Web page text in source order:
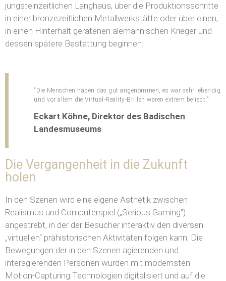
jungsteinzeitlichen Langhaus, über die Produktionsschritte
in einer bronzezeitlichen Metallwerkstätte oder über einen,
in einen Hinterhalt geratenen alemannischen Krieger und
dessen spätere Bestattung beginnen.
"Die Menschen haben das gut angenommen, es war sehr lebendig
und vor allem die Virtual-Reality-Brillen waren extrem beliebt."
Eckart Köhne, Direktor des Badischen
Landesmuseums
Die Vergangenheit in die Zukunft
holen
In den Szenen wird eine eigene Ästhetik zwischen
Realismus und Computerspiel („Serious Gaming“)
angestrebt, in der der Besucher interaktiv den diversen
„virtuellen“ prähistorischen Aktivitäten folgen kann. Die
Bewegungen der in den Szenen agierenden und
interagierenden Personen wurden mit modernsten
Motion-Capturing Technologien digitalisiert und auf die